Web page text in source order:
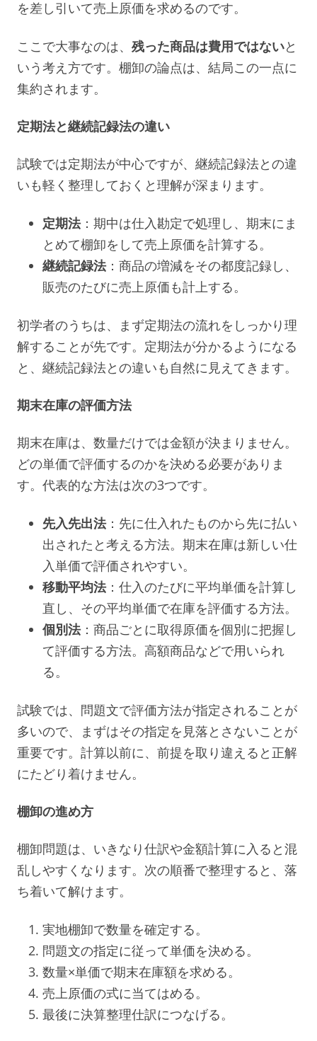
を差し引いて売上原価を求めるのです。
ここで大事なのは、 残った商品は費用ではないと
いう考え方です。棚卸の論点は、結局この一点に
集約されます。
定期法と継続記録法の違い
試験では定期法が中心ですが、継続記録法との違
いも軽く整理しておくと理解が深まります。
定期法：期中は仕入勘定で処理し、期末にま
とめて棚卸をして売上原価を計算する。
継続記録法：商品の増減をその都度記録し、
販売のたびに売上原価も計上する。
初学者のうちは、まず定期法の流れをしっかり理
解することが先です。定期法が分かるようになる
と、継続記録法との違いも自然に見えてきます。
期末在庫の評価方法
期末在庫は、数量だけでは金額が決まりません。
どの単価で評価するのかを決める必要がありま
す。代表的な方法は次の3つです。
先入先出法：先に仕入れたものから先に払い
出されたと考える方法。期末在庫は新しい仕
入単価で評価されやすい。
移動平均法：仕入のたびに平均単価を計算し
直し、その平均単価で在庫を評価する方法。
個別法：商品ごとに取得原価を個別に把握し
て評価する方法。高額商品などで用いられ
る。
試験では、問題文で評価方法が指定されることが
多いので、まずはその指定を見落とさないことが
重要です。計算以前に、前提を取り違えると正解
にたどり着けません。
棚卸の進め方
棚卸問題は、いきなり仕訳や金額計算に入ると混
乱しやすくなります。次の順番で整理すると、落
ち着いて解けます。
実地棚卸で数量を確定する。
問題文の指定に従って単価を決める。
数量×単価で期末在庫額を求める。
売上原価の式に当てはめる。
最後に決算整理仕訳につなげる。